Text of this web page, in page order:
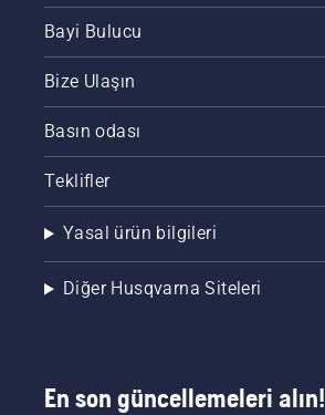
olanak
Bayi Bulucu
Bize Ulaşın
Basın odası
Teklifler
Yasal ürün bilgileri
Diğer Husqvarna Siteleri
En son güncellemeleri alın!